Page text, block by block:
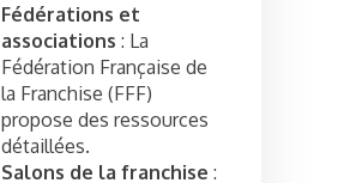
Fédérations et
associations : La
Fédération Française de
la Franchise (FFF)
propose des ressources
détaillées.
Salons de la franchise :